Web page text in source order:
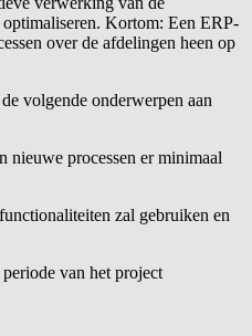
Kortom: Een ERP-
over de afdelingen heen op
volgende onderwerpen aan
nieuwe processen er minimaal
zal gebruiken en
van het project